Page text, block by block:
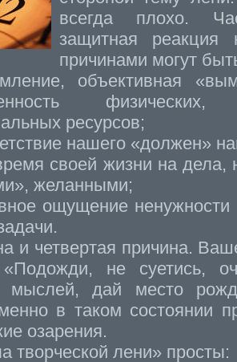
всегда плохо.
защитная реакция
причинами могут
объективная
ресурсов;
нашего «должен»
своей жизни на
желанными;
ощущение
и четвертая причина.
«Подожди, не суетись,
мыслей, дай место
в таком состоянии
озарения.
творческой лени» просты: